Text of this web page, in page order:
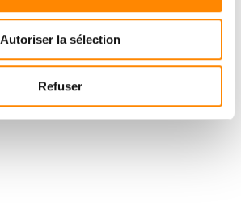
Autoriser la sélection
Refuser